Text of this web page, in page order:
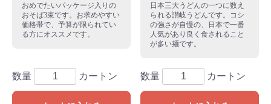
おめでたいパッケージ入りの
おそば3束です。お求めやすい
価格帯で、予算が限られてい
る方にオススメです。
数量 カートン
日本三大うどんの一つに数え
られる讃岐うどんです。コシ
の強さが自慢の、日本で一番
人気があり良く食されること
が多い麺です。
数量 カートン